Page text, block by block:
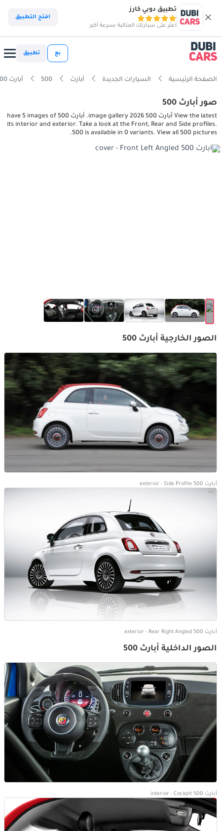
تطبيق دوبي كارز
اعثر على سيارتك المثالية بسرعة أكبر
افتح التطبيق
بع تطبيق
الصفحة الرئيسية السيارات الجديدة أبارث 500 أبارث 500 interior, exterior pictures
صور أبارث 500
View the latest أبارث 500 2026 image gallery. أبارث 500 have 5 images of
its interior and exterior. Take a look at the Front, Rear and Side profiles.
500 is available in 0 variants. View all 500 pictures.
الصور الخارجية أبارث 500
أبارث 500 exterior - Side Profile
أبارث 500 exterior - Rear Right Angled
الصور الداخلية أبارث 500
أبارث 500 interior - Cockpit